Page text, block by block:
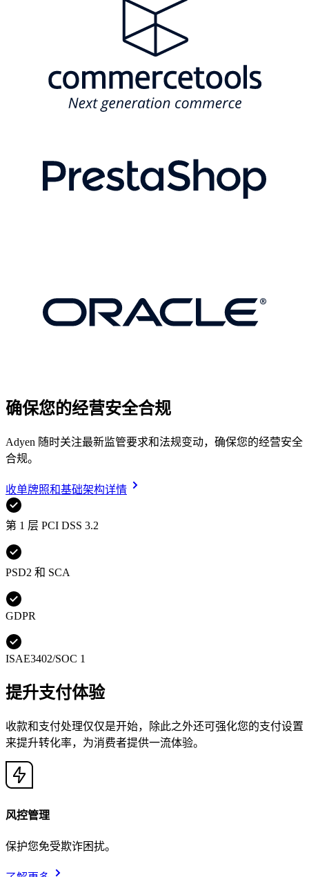
确保您的经营安全合规
Adyen 随时关注最新监管要求和法规变动，确保您的经营安全
合规。
收单牌照和基础架构详情
第 1 层 PCI DSS 3.2
PSD2 和 SCA
GDPR
ISAE3402/SOC 1
提升支付体验
收款和支付处理仅仅是开始，除此之外还可强化您的支付设置
来提升转化率，为消费者提供一流体验。
风控管理
保护您免受欺诈困扰。